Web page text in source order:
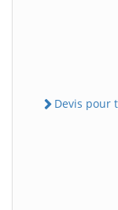
Devis pour